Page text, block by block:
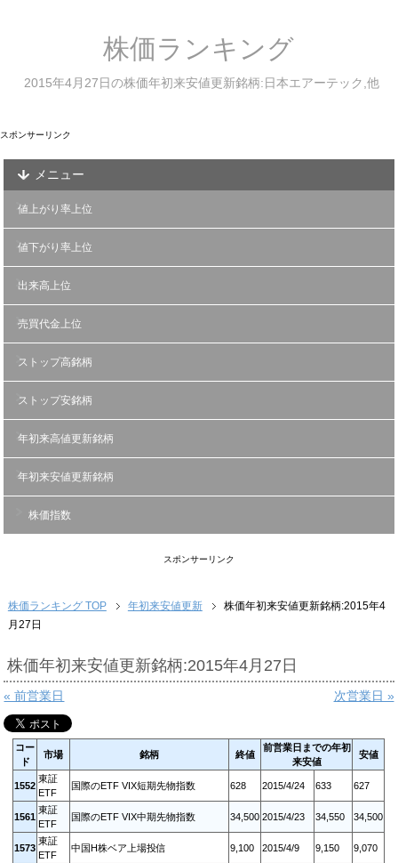
株価ランキング
2015年4月27日の株価年初来安値更新銘柄:日本エアーテック,他
スポンサーリンク
メニュー
値上がり率上位
値下がり率上位
出来高上位
売買代金上位
ストップ高銘柄
ストップ安銘柄
年初来高値更新銘柄
年初来安値更新銘柄
株価指数
スポンサーリンク
株価ランキング TOP 年初来安値更新
株価年初来安値更新銘柄:2015年4
月27日
株価年初来安値更新銘柄:2015年4月27日
« 前営業日 次営業日 »
コー
ド
市場 銘柄 終値
前営業日までの年初
来安値
安値
1552
東証
ETF
国際のETF VIX短期先物指数 628 2015/4/24 633 627
1561
東証
ETF
国際のETF VIX中期先物指数 34,500 2015/4/23 34,550 34,500
1573
東証
ETF
中国H株ベア上場投信 9,100 2015/4/9 9,150 9,070